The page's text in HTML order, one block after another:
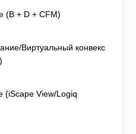
(В + D + CFM)
Виртуальный конвекс
(iScape View/Logiq